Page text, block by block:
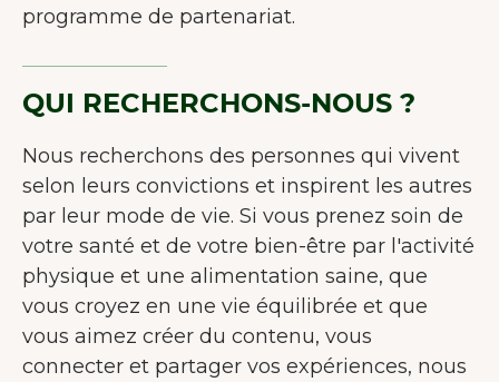
programme de partenariat.
QUI RECHERCHONS-NOUS ?
Nous recherchons des personnes qui vivent
selon leurs convictions et inspirent les autres
par leur mode de vie. Si vous prenez soin de
votre santé et de votre bien-être par l'activité
physique et une alimentation saine, que
vous croyez en une vie équilibrée et que
vous aimez créer du contenu, vous
connecter et partager vos expériences, nous